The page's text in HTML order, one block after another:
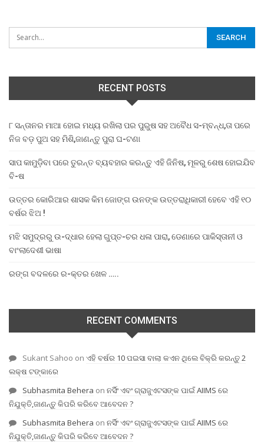
RECENT POSTS
୮ ସନ୍ତାନର ମାଆ ହୋଇ ମଧ୍ୟ ରଖିଲା ପର ପୁରୁଷ ସହ ଅବୈଧ ସ-ମ୍ବନ୍ଧ,ତା ପରେ
ନିଜ ବଡ଼ ପୁଅ ସହ ମିଶି,ଜାଣନ୍ତୁ ପୁରା ଘ-ଟଣା
ସାପ କାମୁଡ଼ିବା ପରେ ତୁରନ୍ତ ବ୍ୟବହାର କରନ୍ତୁ ଏହି ଜିନିଷ, ମୂଳରୁ ଶେଷ ହୋଇଯିବ
ବି-ଷ
ଉତ୍ତର କୋରିଆର ଶାସକ କିମ ଜୋଙ୍ଗ ଉନଙ୍କ ଉତ୍ତରାଧିକାରୀ ହେବେ ଏହି ୧୦
ବର୍ଷର ଝିଅ !
ମଝି ସମୁଦ୍ରରୁ ଉ-ଦ୍ଧାର ହେଲା ଗୁପ୍ତ-ଚର ଧଳା ପାରା, ଡେଣାରେ ପାକିସ୍ତାନୀ ଓ
ବାଂଲାଦେଶୀ ଭାଷା
ରଙ୍ଗ ବଦଳରେ ର-କ୍ତର ଖେଳ …..
RECENT COMMENTS
Sukant Sahoo on ଏହି ବର୍ଷର 10 ପଇସା ବାଲା କଏନ ଥିଲେ ବିକ୍ରି କରନ୍ତୁ 2
ଲକ୍ଷ ଟଙ୍କାରେ
Subhasmita Behera on ନର୍ସିଂ ଏବଂ ଗ୍ରାଜୁଏଟସଙ୍କ ପାଇଁ AIIMS ରେ
ନିଯୁକ୍ତି,ଜାଣନ୍ତୁ କିପରି କରିବେ ଆବେଦନ ?
Subhasmita Behera on ନର୍ସିଂ ଏବଂ ଗ୍ରାଜୁଏଟସଙ୍କ ପାଇଁ AIIMS ରେ
ନିଯୁକ୍ତି,ଜାଣନ୍ତୁ କିପରି କରିବେ ଆବେଦନ ?